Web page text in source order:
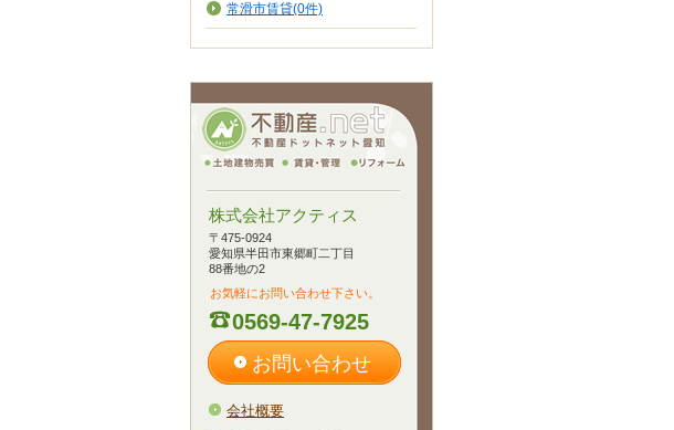
常滑市賃貸(0件)
株式会社アクティス
〒475-0924
愛知県半田市東郷町二丁目
88番地の2
お気軽にお問い合わせ下さい。
0569-47-7925
お問い合わせ
会社概要